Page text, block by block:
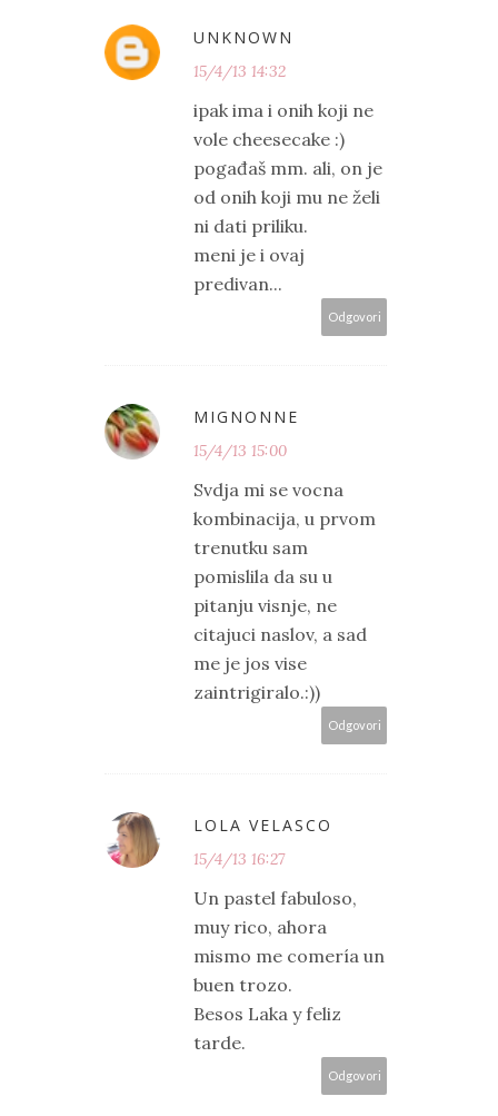
UNKNOWN
15/4/13 14:32
ipak ima i onih koji ne
vole cheesecake :)
pogađaš mm. ali, on je
od onih koji mu ne želi
ni dati priliku.
meni je i ovaj
predivan...
Odgovori
MIGNONNE
15/4/13 15:00
Svdja mi se vocna
kombinacija, u prvom
trenutku sam
pomislila da su u
pitanju visnje, ne
citajuci naslov, a sad
me je jos vise
zaintrigiralo.:))
Odgovori
LOLA VELASCO
15/4/13 16:27
Un pastel fabuloso,
muy rico, ahora
mismo me comería un
buen trozo.
Besos Laka y feliz
tarde.
Odgovori